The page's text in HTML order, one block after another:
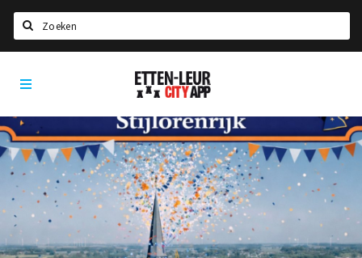
Home
Agenda
Deals
Party pics
Nieuws, interviews & blogs
Eten
Etten-
Leur
App